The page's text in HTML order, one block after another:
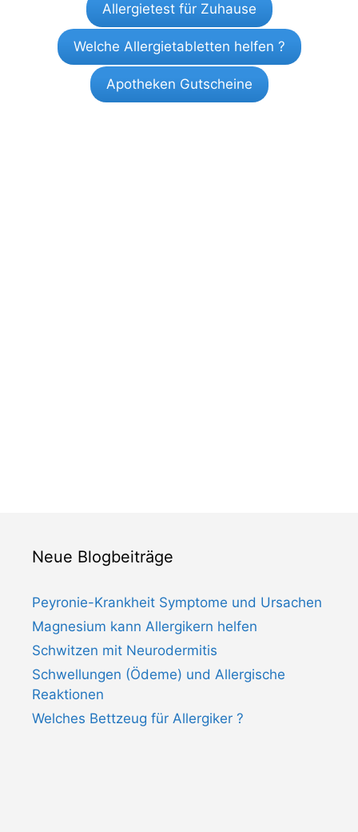
Allergietest für Zuhause
Welche Allergietabletten helfen ?
Apotheken Gutscheine
Neue Blogbeiträge
Peyronie-Krankheit Symptome und Ursachen
Magnesium kann Allergikern helfen
Schwitzen mit Neurodermitis
Schwellungen (Ödeme) und Allergische
Reaktionen
Welches Bettzeug für Allergiker ?